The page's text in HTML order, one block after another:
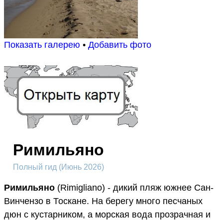
Показать галерею • Добавить фото
Римильяно
Полный гид (Июнь 2026)
Римильяно (Rimigliano) - дикий пляж южнее Сан-
Винчензо в Тоскане. На берегу много песчаных
дюн с кустарником, а морская вода прозрачная и